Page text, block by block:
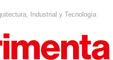
Industrial y Tecnología